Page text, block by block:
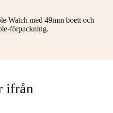
Watch med 49mm boett och
förpackning.
ifrån